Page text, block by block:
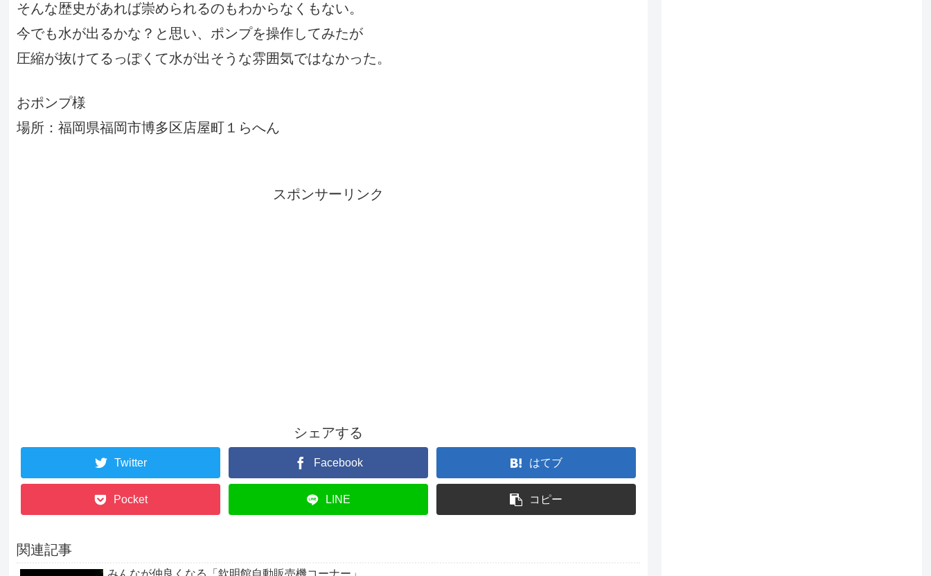
そんな歴史があれば崇められるのもわからなくもない。
今でも水が出るかな？と思い、ポンプを操作してみたが
圧縮が抜けてるっぽくて水が出そうな雰囲気ではなかった。
おポンプ様
場所：福岡県福岡市博多区店屋町１らへん
スポンサーリンク
シェアする
Twitter Facebook はてブ
Pocket LINE コピー
関連記事
みんなが仲良くなる「欽明館自動販売機コーナー」